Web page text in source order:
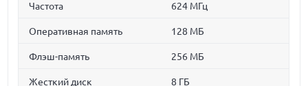
Частота 624 МГц
Оперативная память 128 МБ
Флэш-память 256 МБ
Жесткий диск 8 ГБ